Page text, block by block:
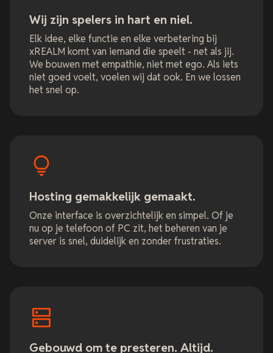
Wij zijn spelers in hart en niel.
Elk idee, elke functie en elke verbetering bij
xREALM komt van iemand die speelt - net als jij.
We bouwen met empathie, niet met ego. Als iets
niet goed voelt, voelen wij dat ook. En we lossen
het snel op.
Hosting gemakkelijk gemaakt.
Onze interface is overzichtelijk en simpel. Of je
nu op je telefoon of PC zit, het beheren van je
server is snel, duidelijk en zonder frustraties.
Gebouwd om te presteren. Altijd.